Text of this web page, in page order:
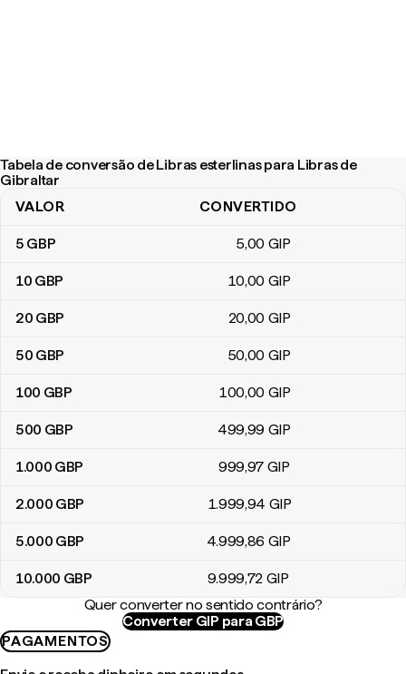
Tabela de conversão de Libras esterlinas para Libras de
Gibraltar
Tabela de conversão de Libras esterlinas para Libras de Gibraltar
VALOR CONVERTIDO
5 GBP 5,00 GIP
10 GBP 10,00 GIP
20 GBP 20,00 GIP
50 GBP 50,00 GIP
100 GBP 100,00 GIP
500 GBP 499,99 GIP
1.000 GBP 999,97 GIP
2.000 GBP 1.999,94 GIP
5.000 GBP 4.999,86 GIP
10.000 GBP 9.999,72 GIP
Quer converter no sentido contrário?
Converter GIP para GBP
PAGAMENTOS